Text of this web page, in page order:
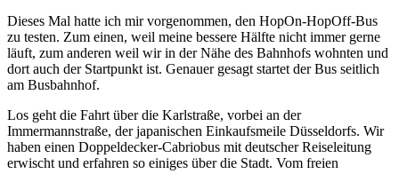
Dieses Mal hatte ich mir vorgenommen, den HopOn-HopOff-Bus
zu testen. Zum einen, weil meine bessere Hälfte nicht immer gerne
läuft, zum anderen weil wir in der Nähe des Bahnhofs wohnten und
dort auch der Startpunkt ist. Genauer gesagt startet der Bus seitlich
am Busbahnhof.
Los geht die Fahrt über die Karlstraße, vorbei an der
Immermannstraße, der japanischen Einkaufsmeile Düsseldorfs. Wir
haben einen Doppeldecker-Cabriobus mit deutscher Reiseleitung
erwischt und erfahren so einiges über die Stadt. Vom freien